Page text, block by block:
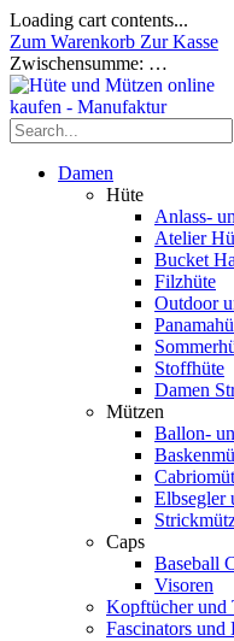
Loading cart contents...
Zum Warenkorb Zur Kasse
Zwischensumme: …
Damen
Hüte
Anlass-
Atelier
Bucket
Filzhüte
Outdoor
Stoffhüte
Damen
Mützen
Ballon-
Elbsegler
Caps
Baseball
Visoren
Kopftücher und
Fascinators und